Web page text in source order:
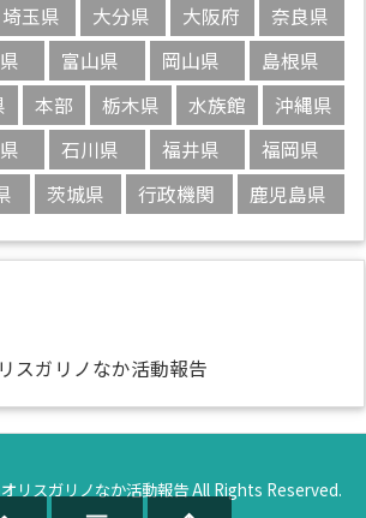
埼玉県 大分県 大阪府
奈良県
富山県 岡山県
島根県
本部 栃木県 水族館
沖縄県
石川県 福井県
福岡県
茨城県 行政機関 鹿児島県
オリスガリノなか活動報告All Rights Reserved.